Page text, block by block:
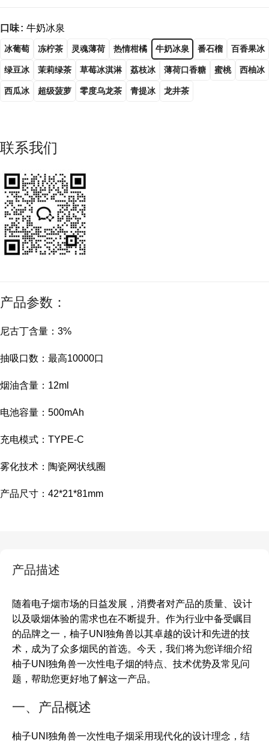
口味 牛奶冰泉
冰葡萄 冻柠茶 灵魂薄荷 热情柑橘 牛奶冰泉 番石榴 百香果冰
绿豆冰 茉莉绿茶 草莓冰淇淋 荔枝冰 薄荷口香糖 蜜桃 西柚冰
西瓜冰 超级菠萝 零度乌龙茶 青提冰 龙井茶
联系我们
产品参数：
尼古丁含量：3%
抽吸口数：最高10000口
烟油含量：12ml
电池容量：500mAh
充电模式：TYPE-C
雾化技术：陶瓷网状线圈
产品尺寸：42*21*81mm
产品描述
随着电子烟市场的日益发展，消费者对产品的质量、设计
以及吸烟体验的需求也在不断提升。作为行业中备受瞩目
的品牌之一，柚子UNI独角兽以其卓越的设计和先进的技
术，成为了众多烟民的首选。今天，我们将为您详细介绍
柚子UNI独角兽一次性电子烟的特点、技术优势及常见问
题，帮助您更好地了解这一产品。
一、产品概述
柚子UNI独角兽一次性电子烟采用现代化的设计理念，结